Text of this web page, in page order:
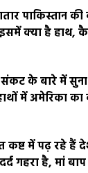
पाकिस्तान
क्या है हाथ,
के बारे में
में अमेरिका
कष्ट में पढ़ रहे हैं
गहरा है, मां